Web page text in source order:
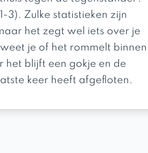
3). Zulke statistieken zijn
het zegt wel iets over je
je of het rommelt binnen
het blijft een gokje en de
keer heeft afgefloten.